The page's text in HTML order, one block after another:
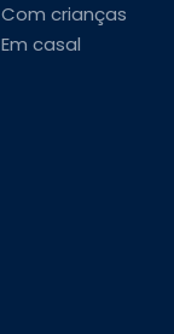
Com crianças
Em casal